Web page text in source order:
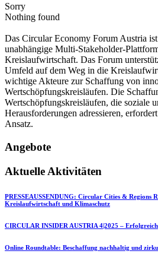
Sorry
Nothing found
Das Circular Economy Forum Austria
unabhängige Multi-Stakeholder-
Kreislaufwirtschaft. Das Forum
Umfeld auf dem Weg in die
wichtige Akteure zur Schaffung von
Wertschöpfungskreisläufen. Die
Wertschöpfungskreisläufen, die soziale
Herausforderungen adressieren,
Ansatz.
Angebote
Aktuelle Aktivitäten
PRESSEAUSSENDUNG: Circular Cities & Regions
Kreislaufwirtschaft und Klimaschutz
CIRCULAR INSIDER AUSTRIA 4|2025 –
Online Roundtable: Beschaffung nachhaltig und